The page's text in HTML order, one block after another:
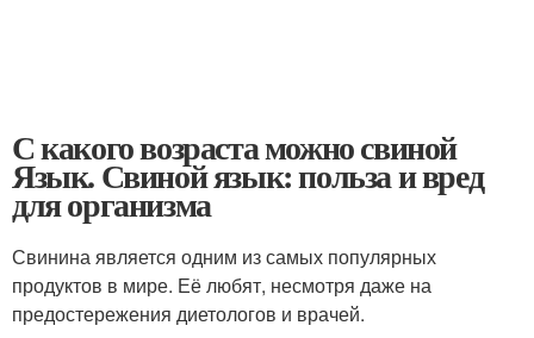
С какого возраста можно свиной
Язык. Свиной язык: польза и вред
для организма
Свинина является одним из самых популярных
продуктов в мире. Её любят, несмотря даже на
предостережения диетологов и врачей.